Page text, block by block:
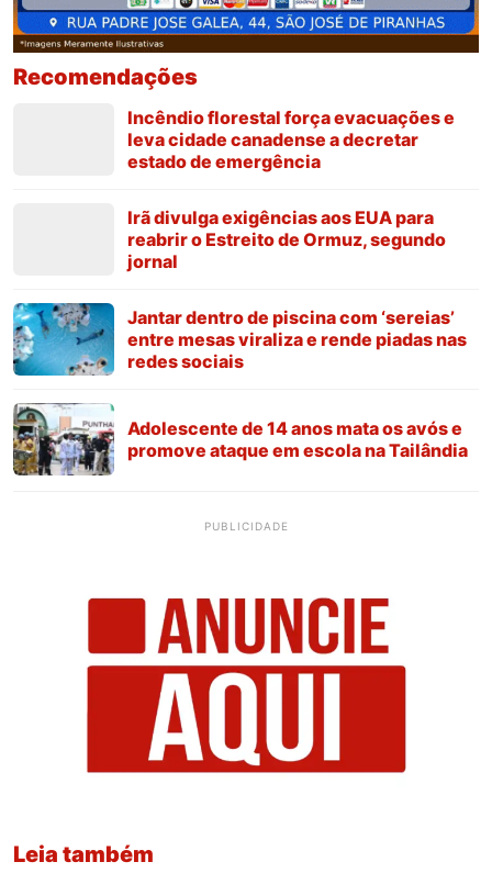
Recomendações
Incêndio florestal força evacuações e
leva cidade canadense a decretar
estado de emergência
Irã divulga exigências aos EUA para
reabrir o Estreito de Ormuz, segundo
jornal
Jantar dentro de piscina com ‘sereias’
entre mesas viraliza e rende piadas nas
redes sociais
Adolescente de 14 anos mata os avós e
promove ataque em escola na Tailândia
PUBLICIDADE
Leia também